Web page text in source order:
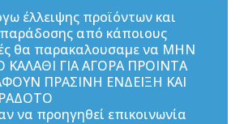
έλλειψης προϊόντων και
από κάποιους
θα παρακαλουσαμε να ΜΗΝ
ΚΑΛΑΘΙ ΓΙΑ ΑΓΟΡΑ ΠΡΟΙΝΤΑ
ΠΡΑΣΙΝΗ ΕΝΔΕΙΞΗ ΚΑΙ
να προηγηθεί επικοινωνία